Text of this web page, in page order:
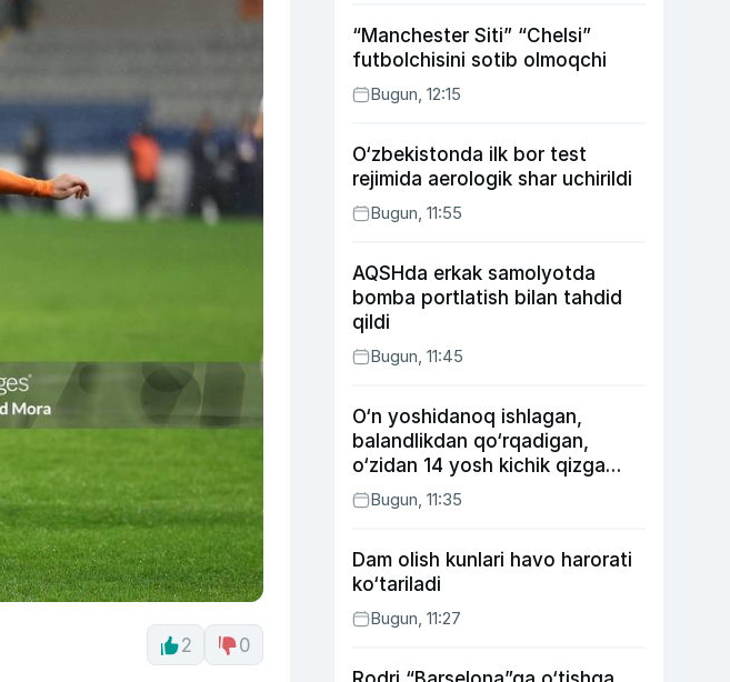
2 0
“Manchester Siti” “Chelsi”
futbolchisini sotib olmoqchi
Bugun, 12:15
O‘zbekistonda ilk bor test
rejimida aerologik shar uchirildi
Bugun, 11:55
AQSHda erkak samolyotda
bomba portlatish bilan tahdid
qildi
Bugun, 11:45
O‘n yoshidanoq ishlagan,
balandlikdan qo‘rqadigan,
o‘zidan 14 yosh kichik qizga
uylangan Yorqinxo‘ja Umarov
34 yoshda
Bugun, 11:35
Dam olish kunlari havo harorati
ko‘tariladi
Bugun, 11:27